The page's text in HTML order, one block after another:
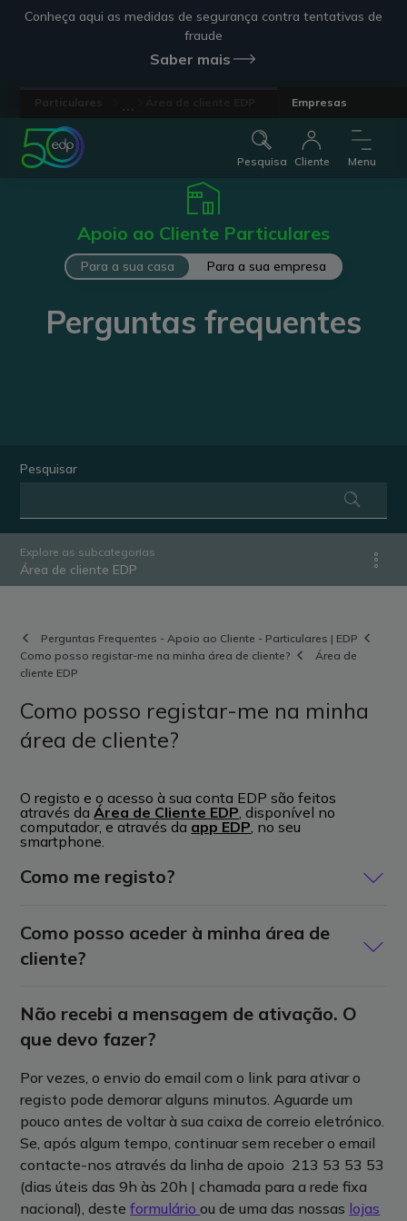
Conheça aqui as medidas de segurança contra tentativas de
fraude
Saber mais
Empresas
Pesquisa Cliente Menu
Apoio ao Cliente Particulares
Para a sua casa Para a sua empresa
Perguntas frequentes
Pesquisar
Explore as subcategorias
Área de cliente EDP
Perguntas Frequentes - Apoio ao Cliente - Particulares | EDP
Como posso registar-me na minha área de cliente?
Área de
cliente EDP
Como posso registar-me na minha
área de cliente?
O registo e o acesso à sua conta EDP são feitos
através daÁrea de Cliente EDP, disponível no
computador, e através da app EDP, no seu
smartphone.
Como me registo?
Para criar uma conta e ter acesso à sua área de cliente,
siga estes passos:
Escreva o número de telemóvel que está no seu
contrato.
Receba um código de 4 dígitos por SMS e
coloque-o na app.
Se for pedido, indique o NIF do titular do
contrato.
Se usar o e-mail
Escreva o e-mail que está no seu contrato.
Receba um código de 4 dígitos por e-mail e
coloque-o na app.
Como posso aceder à minha área de
cliente?
Pode aceder à suaÁrea de cliente EDPonde e quando
quiser a partir de qualquer computador, tablet ou
smartphone com acesso à internet.
Através do meu computador
Acedaaquià sua Área de cliente EDP. Guarde este
endereço nos seus favoritos para aceder sempre que
quiser.
Também pode fazê-lo clicando no ícone “ Iniciar
Não recebi a mensagem de ativação. O
que devo fazer?
Por vezes, o envio do email com o link para ativar o
registo pode demorar alguns minutos. Aguarde um
pouco antes de voltar à sua caixa de correio eletrónico.
Se, após algum tempo, continuar sem receber o email
contacte-nos através da linha de apoio 213 53 53 53
(dias úteis das 9h às 20h | chamada para a rede fixa
nacional), desteformulárioou de uma das nossas lojas